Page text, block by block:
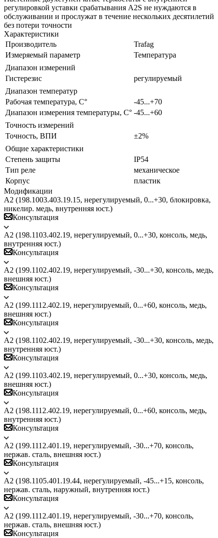
регулировкой уставки срабатывания A2S не нуждаются в
обслуживании и прослужат в течение нескольких десятилетий
без потери точности
Характеристики
Производитель
Trafag
Измеряемый параметр
Температура
Диапазон измерений
Гистерезис
регулируемый
Диапазон температур
Рабочая температура, С°
-45...+70
Диапазон измерения температуры, С° -45...+60
Точность измерений
Точность, ВПИ
±2%
Общие характеристики
Степень защиты
IP54
Тип реле
механическое
Корпус
пластик
Модификации
A2 (198.1003.403.19.15, нерегулируемый, 0...+30, блокировка,
никелир. медь, внутренняя юст.)
Консультация
A2 (198.1103.402.19, нерегулируемый, 0...+30, консоль, медь,
внутренняя юст.)
Консультация
A2 (199.1102.402.19, нерегулируемый, -30...+30, консоль, медь,
внешняя юст.)
Консультация
A2 (199.1112.402.19, нерегулируемый, 0...+60, консоль, медь,
внешняя юст.)
Консультация
A2 (198.1102.402.19, нерегулируемый, -30...+30, консоль, медь,
внутренняя юст.)
Консультация
A2 (199.1103.402.19, нерегулируемый, 0...+30, консоль, медь,
внешняя юст.)
Консультация
A2 (198.1112.402.19, нерегулируемый, 0...+60, консоль, медь,
внутренняя юст.)
Консультация
A2 (199.1112.401.19, нерегулируемый, -30...+70, консоль,
нержав. сталь, внешняя юст.)
Консультация
A2 (198.1105.401.19.44, нерегулируемый, -45...+15, консоль,
нержав. сталь, наружный, внутренняя юст.)
Консультация
A2 (199.1112.401.19, нерегулируемый, -30...+70, консоль,
нержав. сталь, внешняя юст.)
Консультация